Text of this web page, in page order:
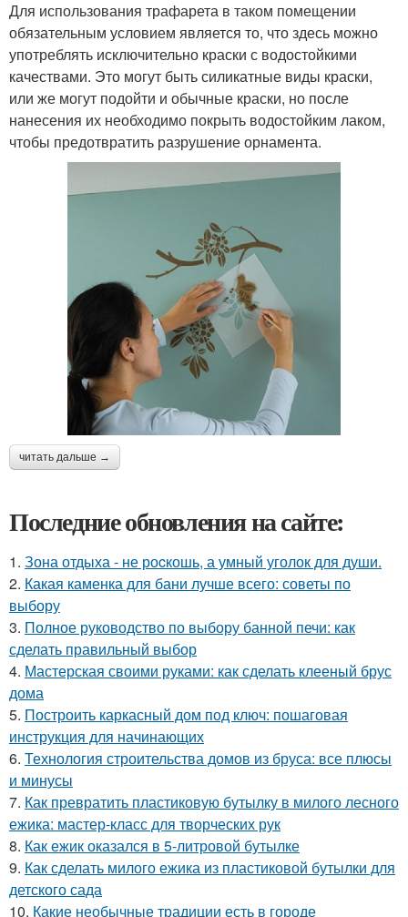
Для использования трафарета в таком помещении
обязательным условием является то, что здесь можно
употреблять исключительно краски с водостойкими
качествами. Это могут быть силикатные виды краски,
или же могут подойти и обычные краски, но после
нанесения их необходимо покрыть водостойким лаком,
чтобы предотвратить разрушение орнамента.
читать дальше →
Последние обновления на сайте:
1. Зона отдыха - не роcкошь, а умный уголок для души.
2. Какая каменка для бани лучше всего: советы по
выбору
3. Полное руководство по выбору банной печи: как
сделать правильный выбор
4. Мастерская своими руками: как сделать клееный брус
дома
5. Построить каркасный дом под ключ: пошаговая
инструкция для начинающих
6. Технология строительства домов из бруса: все плюсы
и минусы
7. Как превратить пластиковую бутылку в милого лесного
ежика: мастер-класс для творческих рук
8. Как ежик оказался в 5-литровой бутылке
9. Как сделать милого ежика из пластиковой бутылки для
детского сада
10. Какие необычные традиции есть в городе